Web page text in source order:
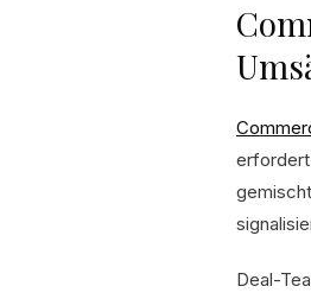
erfordert
Deal-